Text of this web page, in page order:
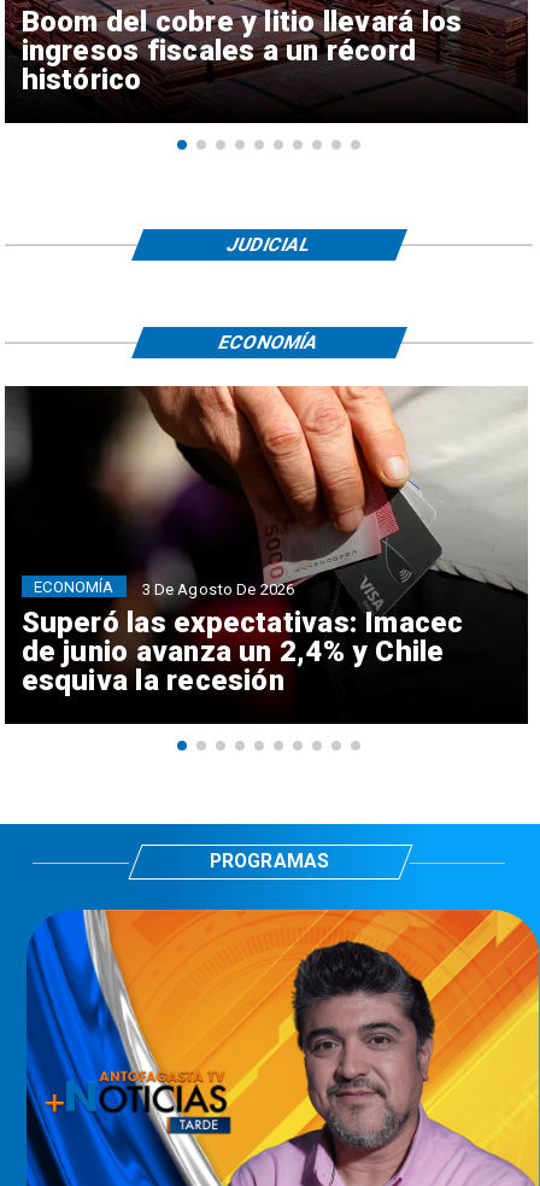
Boom del cobre y litio llevará los
ingresos fiscales a un récord
histórico
JUDICIAL
Superó las expectativas: Imacec
de junio avanza un 2,4% y Chile
esquiva la recesión
ECONOMÍA 3 De Agosto De 2026
ECONOMÍA
PROGRAMAS